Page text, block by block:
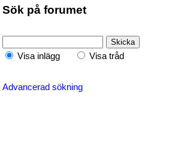
Sök på forumet
Visa inlägg Visa tråd
Advancerad sökning